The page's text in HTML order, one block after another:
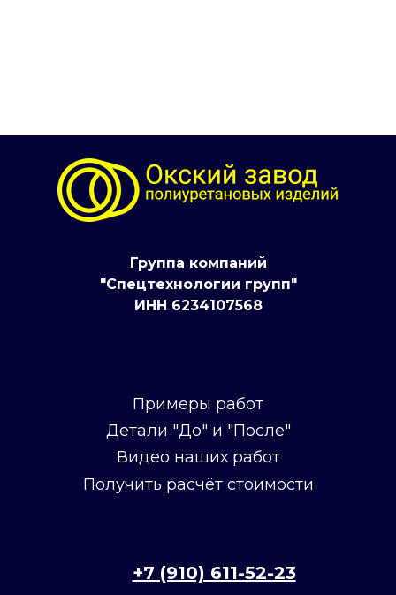
Группа компаний
"Спецтехнологии групп"
ИНН 6234107568
Примеры работ
Детали "До" и "После"
Видео наших работ
Получить расчёт стоимости
+7 (910) 611-52-23